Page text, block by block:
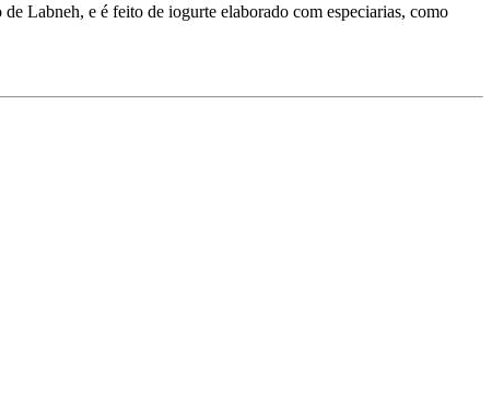
Labneh, e é feito de iogurte elaborado com especiarias, como